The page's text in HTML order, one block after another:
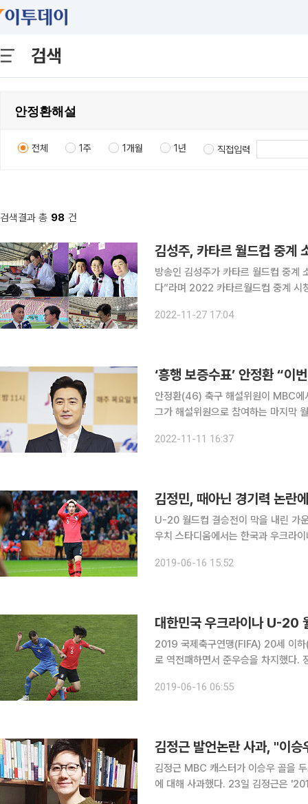
검색
전체 1주 1개월 1년 직접입력
검색결과 총 98 건
방송인 김성주가 카타르 월드컵 중계 소감을 밝혔다. 27일 김성주는
다”라며 2022 카타르월드컵 중계 시청률 1
“운동장에서 오프닝 촬영하는 일부터
2022-11-27 17:04
‘흥행 보증수표’ 안정환 “
안정환(46) 축구 해설위원이 MBC에
그가 해설위원으로 참여하는 마지막 월드컵이
2022-11-11 16:37
김정민, 때아닌 경기력 논란
U-20 월드컵 결승전이 막을 내린 가운데
우치 스타디움에서는 한국과 우크라
의 임무를 완벽하게 소화해 내지 못
2019-06-16 15:52
2019 국제축구연맹(FIFA) 20세 이
로 역전패하면서 준우승을 차지했다. 정정용 감독이 이끄는 20세 이하(U-20) 대표팀은 16일(한국
이나와의 결승전에서 1-3으로 패했
2019-06-16 06:55
김정근 MBC 캐스터가 이승우 골을
에 대해 사과했다. 23일 김정근은 '2018 자카르타-팔렘방 아시안게임' 남자 축구 한국과 이란의 16